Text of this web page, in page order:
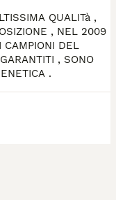
QUALITà ,
, NEL 2009
CAMPIONI DEL
, SONO
.